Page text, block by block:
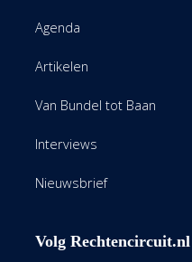
Agenda
Artikelen
Van Bundel tot Baan
Interviews
Nieuwsbrief
Volg